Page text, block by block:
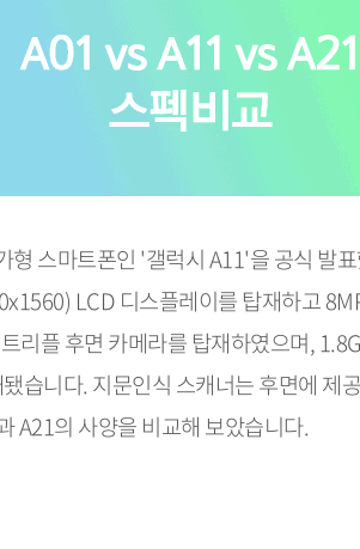
형 스마트폰인 '갤럭시 A11'을 공식 발
LCD 디스플레이를 탑재하고
리플 후면 카메라를 탑재하였으며,
습니다. 지문인식 스캐너는 후면에 제
A21의 사양을 비교해 보았습니다.